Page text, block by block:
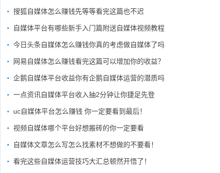
搜狐自媒体怎么赚钱先等等看完这篇也不迟
自媒体平台有哪些新手入门篇附送自媒体视频教程
今日头条自媒体怎么赚钱你真的考虑做自媒体了吗
网易自媒体怎么赚钱看完这篇可以增加你的收益？
企鹅自媒体平台收益你有企鹅自媒体运营的潜质吗
一点资讯自媒体平台收入抽2分钟让你捷足先登
uc自媒体平台怎么赚钱 你一定要看到最后！
视频自媒体哪个平台好想搬砖的你一定要看
自媒体文章怎么写怎么找素材不想做的不要看！
看完这些自媒体运营技巧大汇总顿然开悟了！